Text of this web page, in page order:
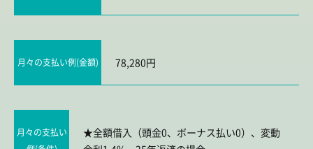
月々の支払い例(金額) 78,280円
月々の支払い
★全額借入（頭金0、ボーナス払い0）、変動